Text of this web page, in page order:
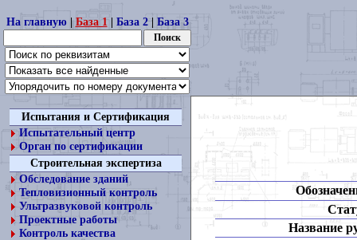
На главную| База 1| База 2| База 3
Испытания и Сертификация
Испытательный центр
Орган по сертификации
Строительная экспертиза
Обследование зданий
Тепловизионный контроль
Ультразвуковой контроль
Проектные работы
Контроль качества
Название